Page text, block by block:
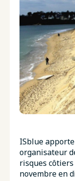
ISblue
organisateur
risques
novembre en